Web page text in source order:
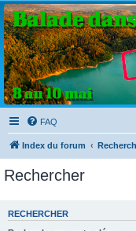
Clio V6 Passion
Le site français des passionnés
FAQ
Index du forum
Rechercher
RECHERCHER